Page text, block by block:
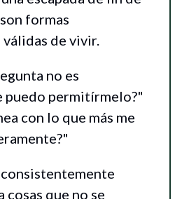
formas
de vivir.
no es
puedo permitírmelo?"
con lo que más me
cosas que no se